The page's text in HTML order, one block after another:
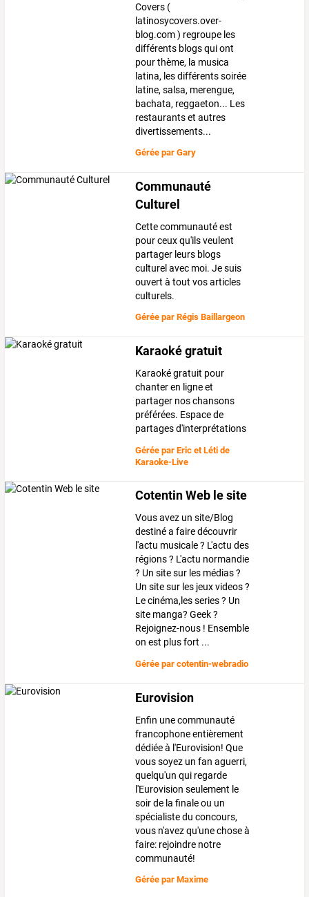
Covers (
latinosycovers.over-
blog.com ) regroupe les
différents blogs qui ont
pour thème, la musica
latina, les différents soirée
latine, salsa, merengue,
bachata, reggaeton... Les
restaurants et autres
divertissements...
Gérée parGary
Communauté
Culturel
Cette communauté est
pour ceux qu'ils veulent
partager leurs blogs
culturel avec moi. Je suis
ouvert à tout vos articles
culturels.
Gérée parRégis Baillargeon
Karaoké gratuit
Karaoké gratuit pour
chanter en ligne et
partager nos chansons
préférées. Espace de
partages d'interprétations
Gérée parEric et Léti de
Karaoke-Live
Cotentin Web le site
Vous avez un site/Blog
destiné a faire découvrir
l'actu musicale ? L'actu des
régions ? L'actu normandie
? Un site sur les médias ?
Un site sur les jeux videos ?
Le cinéma,les series ? Un
site manga? Geek ?
Rejoignez-nous ! Ensemble
on est plus fort ...
Gérée parcotentin-webradio
Eurovision
Enfin une communauté
francophone entièrement
dédiée à l'Eurovision! Que
vous soyez un fan aguerri,
quelqu'un qui regarde
l'Eurovision seulement le
soir de la finale ou un
spécialiste du concours,
vous n'avez qu'une chose à
faire: rejoindre notre
communauté!
Gérée parMaxime